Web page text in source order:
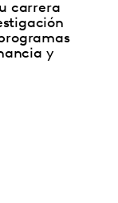
carrera
y